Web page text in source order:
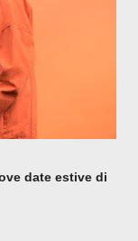
date estive di